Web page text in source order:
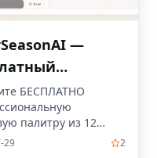
—
цвета с
БЕСПЛАТНО
палитру из 12
за считанные
29 2